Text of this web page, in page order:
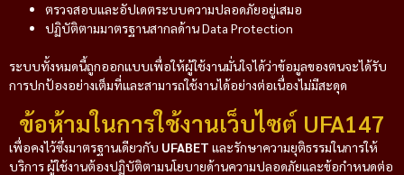
ตรวจสอบและอัปเดตระบบความปลอดภัยอยู่เสมอ
ปฏิบัติตามมาตรฐานสากลด้าน Data Protection
ระบบทั้งหมดนี้ถูกออกแบบเพื่อให้ผู้ใช้งานมั่นใจได้ว่าข้อมูลของตนจะได้รับ
การปกป้องอย่างเต็มที่และสามารถใช้งานได้อย่างต่อเนื่องไม่มีสะดุด
ข้อห้ามในการใช้งานเว็บไซต์ UFA147
เพื่อคงไว้ซึ่งมาตรฐานเดียวกับ UFABET และรักษาความยุติธรรมในการให้
บริการ ผู้ใช้งานต้องปฏิบัติตามนโยบายด้านความปลอดภัยและข้อกำหนดต่อ